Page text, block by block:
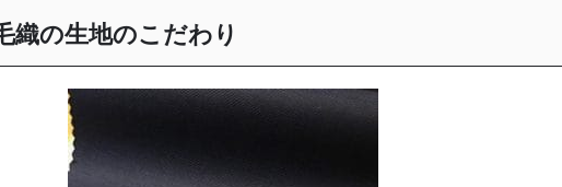
織の生地のこだわり